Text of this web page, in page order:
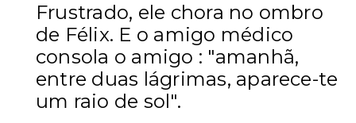
Frustrado, ele chora no ombro
de Félix. E o amigo médico
consola o amigo : "amanhã,
entre duas lágrimas, aparece-te
um raio de sol".